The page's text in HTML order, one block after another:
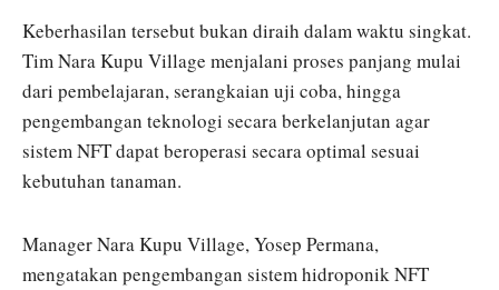
Keberhasilan tersebut bukan diraih dalam waktu singkat.
Tim Nara Kupu Village menjalani proses panjang mulai
dari pembelajaran, serangkaian uji coba, hingga
pengembangan teknologi secara berkelanjutan agar
sistem NFT dapat beroperasi secara optimal sesuai
kebutuhan tanaman.
Manager Nara Kupu Village, Yosep Permana,
mengatakan pengembangan sistem hidroponik NFT